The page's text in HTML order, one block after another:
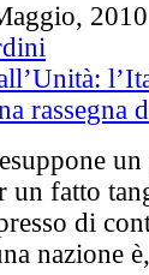
2010
un fatto
di
nazione